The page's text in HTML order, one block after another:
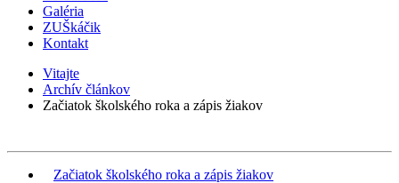
Galéria
ZUŠkáčik
Kontakt
Vitajte
Archív článkov
Začiatok školského roka a zápis žiakov
Začiatok školského roka a zápis žiakov